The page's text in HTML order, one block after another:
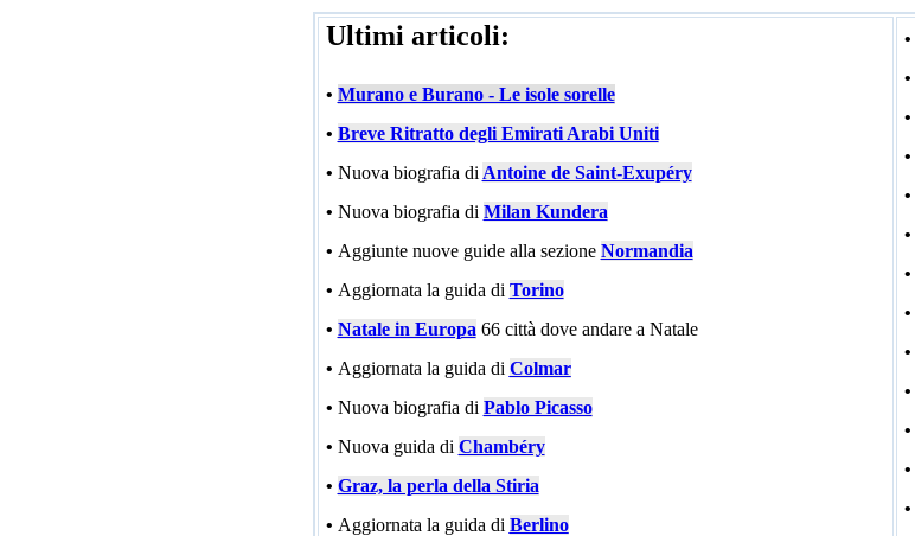
Ultimi articoli:
• Murano e Burano - Le isole sorelle
• Breve Ritratto degli Emirati Arabi Uniti
• Nuova biografia di Antoine de Saint-Exupéry
• Nuova biografia di Milan Kundera
• Aggiunte nuove guide alla sezione Normandia
• Aggiornata la guida di Torino
• Natale in Europa 66 città dove andare a Natale
• Aggiornata la guida di Colmar
• Nuova biografia di Pablo Picasso
• Nuova guida di Chambéry
• Graz, la perla della Stiria
• Aggiornata la guida di Berlino
•
•
•
•
•
•
•
•
•
•
•
•
•